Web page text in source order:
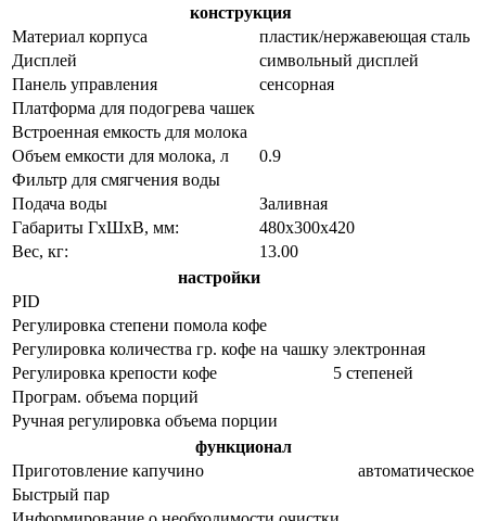
конструкция
Материал корпуса
пластик/нержавеющая сталь
Дисплей
символьный дисплей
Панель управления
сенсорная
Платформа для подогрева чашек
Встроенная емкость для молока
Объем емкости для молока, л
0.9
Фильтр для смягчения воды
Подача воды
Заливная
Габариты ГхШхВ, мм:
480х300х420
Вес, кг:
13.00
настройки
PID
Регулировка степени помола кофе
Регулировка количества гр. кофе на чашку электронная
Регулировка крепости кофе
5 степеней
Програм. объема порций
Ручная регулировка объема порции
функционал
Приготовление капучино
автоматическое
Быстрый пар